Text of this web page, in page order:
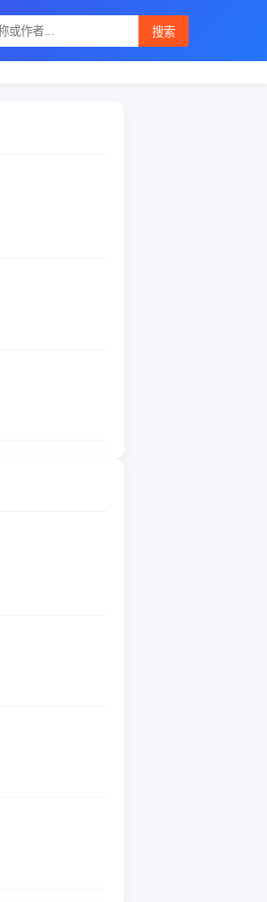
搜索